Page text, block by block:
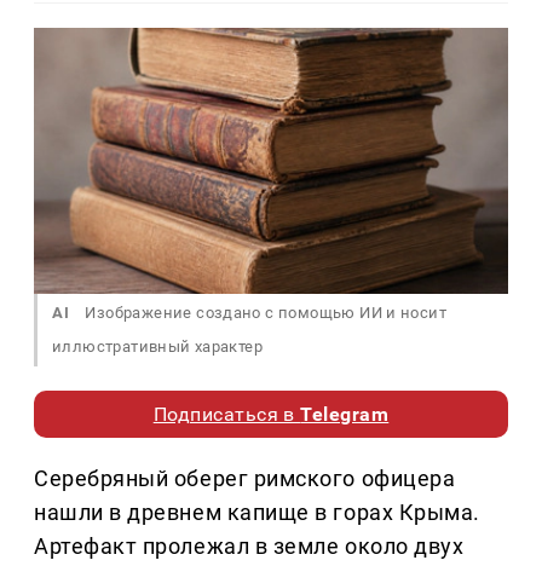
AI
Изображение создано с помощью ИИ и носит
иллюстративный характер
Подписаться вTelegram
Серебряный оберег римского офицера
нашли в древнем капище в горах Крыма.
Артефакт пролежал в земле около двух